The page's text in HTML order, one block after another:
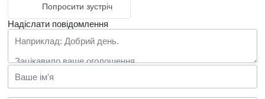
Попросити зустріч
Надіслати повідомлення